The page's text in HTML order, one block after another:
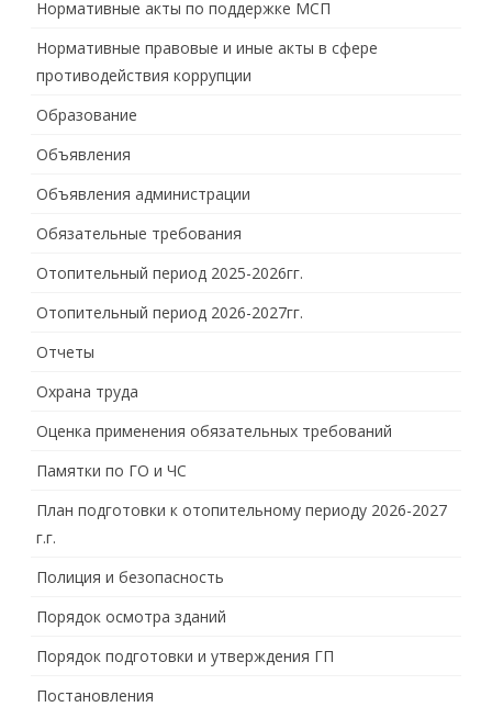
Нормативные акты по поддержке МСП
Нормативные правовые и иные акты в сфере
противодействия коррупции
Образование
Объявления
Объявления администрации
Обязательные требования
Отопительный период 2025-2026гг.
Отопительный период 2026-2027гг.
Отчеты
Охрана труда
Оценка применения обязательных требований
Памятки по ГО и ЧС
План подготовки к отопительному периоду 2026-2027
г.г.
Полиция и безопасность
Порядок осмотра зданий
Порядок подготовки и утверждения ГП
Постановления